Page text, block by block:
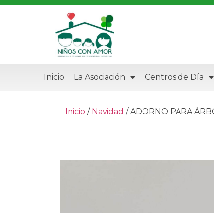
Inicio La Asociación Centros de Día
Inicio / Navidad / ADORNO PARA